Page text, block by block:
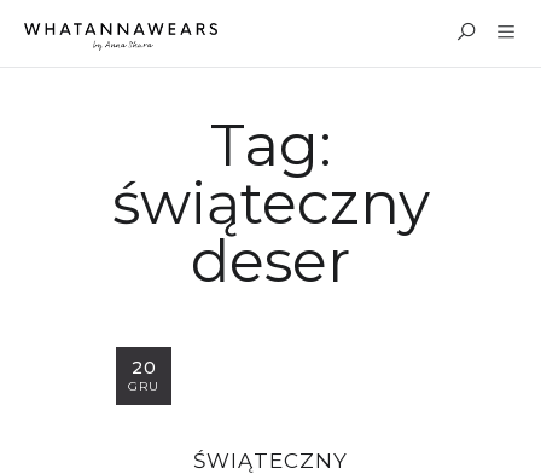
Tag:
świąteczny
deser
20
GRU
ŚWIĄTECZNY